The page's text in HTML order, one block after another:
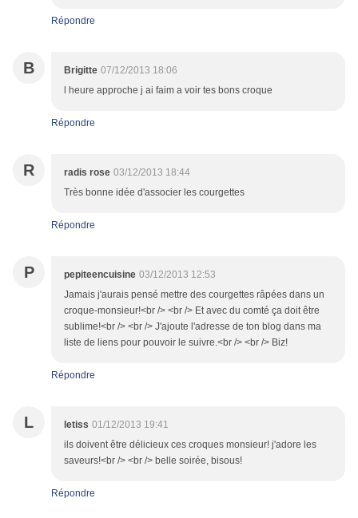
Répondre
B Brigitte 07/12/2013 18:06
l heure approche j ai faim a voir tes bons croque
Répondre
R radis rose 03/12/2013 18:44
Très bonne idée d'associer les courgettes
Répondre
P pepiteencuisine 03/12/2013 12:53
Jamais j'aurais pensé mettre des courgettes râpées dans un
croque-monsieur!<br /> <br /> Et avec du comté ça doit être
sublime!<br /> <br /> J'ajoute l'adresse de ton blog dans ma
liste de liens pour pouvoir le suivre.<br /> <br /> Biz!
Répondre
L letiss 01/12/2013 19:41
ils doivent être délicieux ces croques monsieur! j'adore les
saveurs!<br /> <br /> belle soirée, bisous!
Répondre